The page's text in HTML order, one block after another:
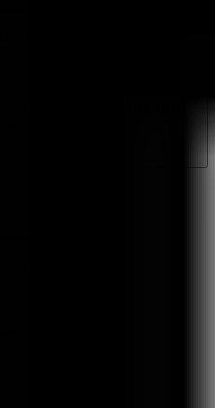
pháp nào?
hoặc tài liệu bán hàng
xuất?
PoC không?
hồi?